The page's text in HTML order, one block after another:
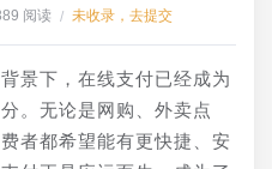
阅读 / 未收录，去提交
景下，在线支付已经成为
。无论是网购、外卖点
者都希望能有更快捷、安